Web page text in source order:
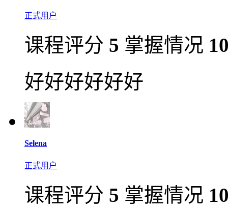
正式用户
课程评分 5 掌握情况
好好好好好好
Selena
正式用户
课程评分 5 掌握情况